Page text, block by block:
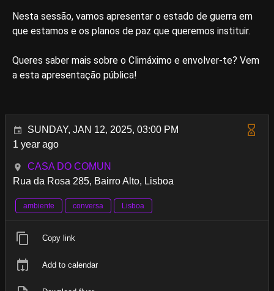
Nesta sessão, vamos apresentar o estado de guerra em
que estamos e os planos de paz que queremos instituir.
Queres saber mais sobre o Climáximo e envolver-te? Vem
a esta apresentação pública!
SUNDAY, JAN 12, 2025, 03:00 PM
1 year ago
CASA DO COMUN
Rua da Rosa 285, Bairro Alto, Lisboa
ambiente conversa Lisboa
Copy link
Add to calendar